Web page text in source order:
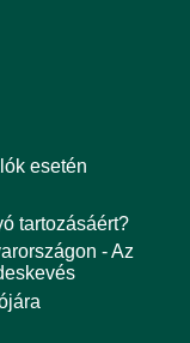
esetén
tartozásáért?
- Az